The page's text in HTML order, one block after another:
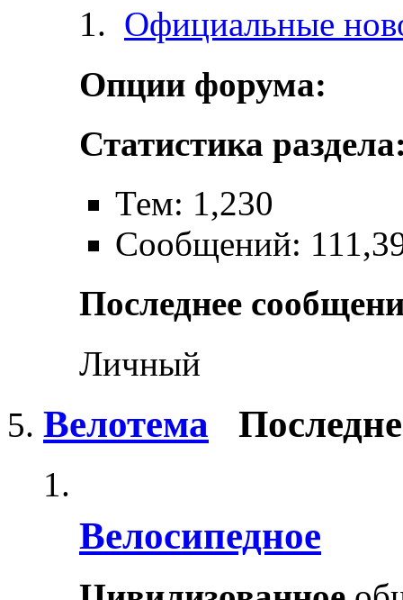
Официальные
Опции форума:
Статистика
Тем: 1,230
Сообщений:
Последнее
Личный
Велотема
Велосипедное